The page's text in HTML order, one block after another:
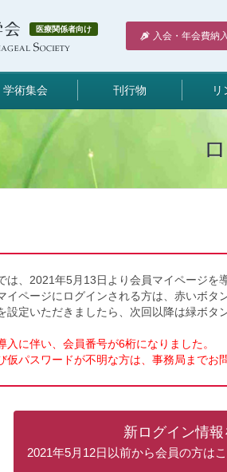
医療関係者向け
入会・年会費納
学術集会 刊行物 リ
は、2021年5月13日より会員マイページを
イページにログインされる方は、赤いボタ
設定いただきましたら、次回以降は緑ボ
入に伴い、会員番号が6桁になりました。
仮パスワードが不明な方は、事務局までお
新ログイン情
2021年5月12日以前から会員の方は